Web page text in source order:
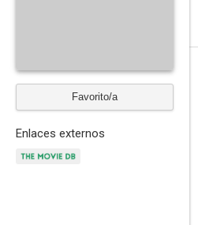
Favorito/a
Enlaces externos